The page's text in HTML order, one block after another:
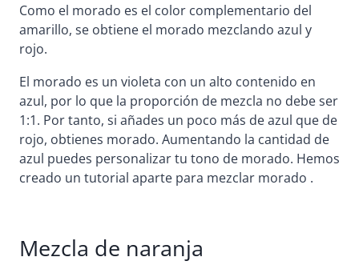
Como el morado es el color complementario del
amarillo, se obtiene el morado mezclando azul y
rojo.
El morado es un violeta con un alto contenido en
azul, por lo que la proporción de mezcla no debe ser
1:1. Por tanto, si añades un poco más de azul que de
rojo, obtienes morado. Aumentando la cantidad de
azul puedes personalizar tu tono de morado. Hemos
creado un tutorial aparte para mezclar morado .
Mezcla de naranja